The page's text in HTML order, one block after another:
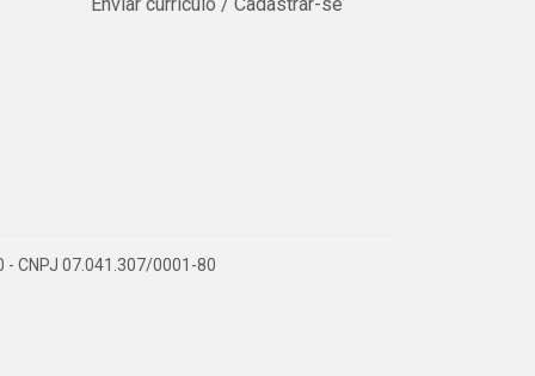
- CNPJ 07.041.307/0001-80